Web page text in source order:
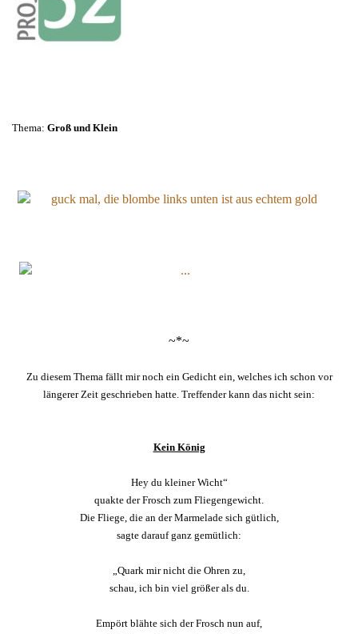
Thema: Groß und Klein
~*~
Zu diesem Thema fällt mir noch ein Gedicht ein, welches ich schon vor
längerer Zeit geschrieben hatte. Treffender kann das nicht sein:
Kein König
Hey du kleiner Wicht“
quakte der Frosch zum Fliegengewicht.
Die Fliege, die an der Marmelade sich gütlich,
sagte darauf ganz gemütlich:
„Quark mir nicht die Ohren zu,
schau, ich bin viel größer als du.
Empört blähte sich der Frosch nun auf,